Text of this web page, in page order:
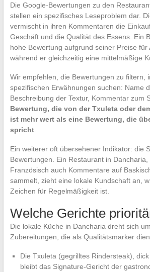
Die Google-Bewertungen zu den
stellen ein spezifisches Leseproblem dar.
vermischt in ihren Kommentaren die
Geschäft und die Qualität des Essens. Ein
hohe Bewertung aufgrund seiner Preise für
während er gleichzeitig eine mittelmäßige
Wir empfehlen, die Bewertungen zu filtern,
spezifischen Erwähnungen suchen: Name
Beschreibung der Textur, Kommentar zum
Bewertung, die von der Txuleta oder
ist mehr wert als eine Bewertung, die
spricht.
Ein weiterer oft übersehener Indikator: die
Bewertungen. Ein Restaurant in Dancharia,
Französisch auch Kommentare auf
sammelt, zieht eine lokale Kundschaft an,
Zeichen für Regelmäßigkeit ist.
Welche Gerichte
Die lokale Küche in Dancharia dreht sich
Zubereitungen, die als Qualitätsmarker
Die Txuleta (gegrilltes Rindersteak),
bleibt das Signature-Gericht der